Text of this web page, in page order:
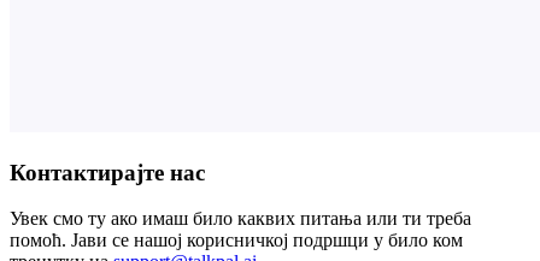
Контактирајте нас
Увек смо ту ако имаш било каквих питања или ти треба
помоћ. Јави се нашој корисничкој подршци у било ком